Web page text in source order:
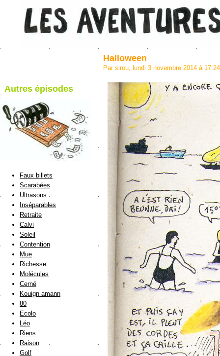
blog de Sirou
Halloween
Par sirou, lundi 3 novembre 2014 à
Autres épisodes
Faux billets
Scarabées
Ultrasons
Inséparables
Retraite
Calvi
Soleil
Contention
Mue
Richesse
Molécules
Cerné
Kouign amann
80
Ecolo
Léo
Riens
Raison
Golf